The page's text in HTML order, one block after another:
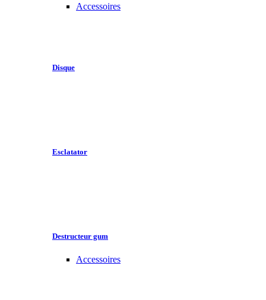
Accessoires
Disque
Esclatator
Destructeur gum
Accessoires